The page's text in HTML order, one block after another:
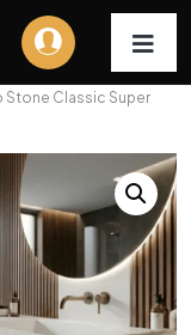
Stone Classic Super